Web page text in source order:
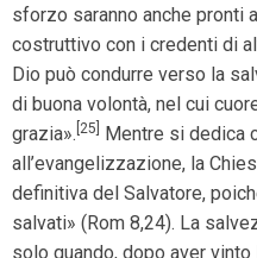
sforzo saranno anche pronti
costruttivo con i credenti di
Dio può condurre verso la
di buona volontà, nel cui
grazia». [25]
Mentre si dedica
all’evangelizzazione, la
definitiva del Salvatore,
salvati» (Rom 8,24). La
solo quando, dopo aver vinto